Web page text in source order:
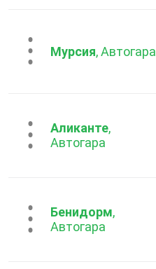
...Мурсия, Автогара
...Аликанте,
Автогара
...Бенидорм,
Автогара